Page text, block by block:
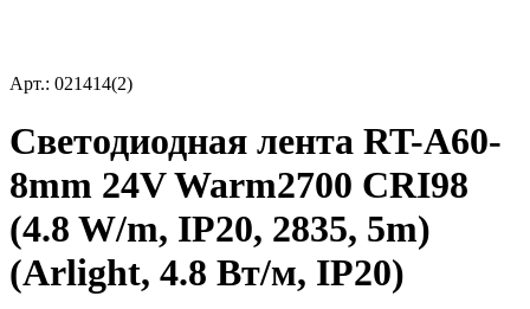
Арт.: 021414(2)
Светодиодная лента RT-A60-
8mm 24V Warm2700 CRI98
(4.8 W/m, IP20, 2835, 5m)
(Arlight, 4.8 Вт/м, IP20)